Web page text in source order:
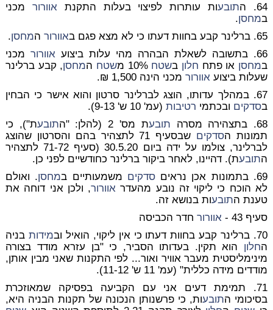
64. ה
תובעות עותרות לפיצוי בעלות התקנת אוורור מכני
במחסן.
65. ברלינר קבע בחוות דעתו כי לא מצא פגם ב
אוורורהמחסן.
66. בתשובה לשאלת הבהרה מהי עלות ביצוע
אוורור מכני
במחסן או פתח חלון בשטח 10% מ שטח המחסן, קבע ברלינר
שעלות ביצוע אוורורמכני הינה 1,500 ₪.
67. במהלך עדותו, הוצג לברלינר סרטון והוא אישר כי הבחין
בסדקים ובכתמי רטיבות(עמ' 10 ש' 9-13).
68. בתצהירה מסרה
תובעת מס' 2 (להלן: "ה תובעת"), כי
תמונות הסדקים
שבסעיף 71 לתצהיר בהם והסרטון שהוצג
לברלינר, צולמו על ידה ביום 30.5.20 (סעיף 71-72 לתצהיר
התובעת). דהיינו, לאחר ביקור ברלינר כחודשיים לפני כן.
69. בתמונות אכן נראים
סדקים משמעותיים במחסן. ואולם
לא הוכח כי ליקוי זה נובע מהעדר אוורור, ולכן אני דוחה את
טענת התובעות בנושא זה.
סעיף 43 -
אוורורחדר הכביסה
70. ברלינר קבע בחוות דעתו כי אין ליקוי, הואיל וב
מידות בניה
החלון הוא תקין. בעדותו הסביר, כי "בן עזרא מודד בצורה
מינימליסטית מעבר אוויר ואור... לפי התקנות שאני מבין אותן,
מודדים מידה כללית" (עמ' 11 ש' 11-12).
71. תמימת דעים אני עם הקביעה בפסיקה שמאוזכרת
בסיכומי התובעות, כי פרשנותן הנכונה של תקנות הבניה היא,